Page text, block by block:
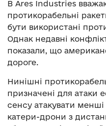
В Ares Industries
протикорабельні
бути використані
Однак недавні
показали, що
дороге.
Нинішні
призначені для атаки
сенсу атакувати
катери-дрони з